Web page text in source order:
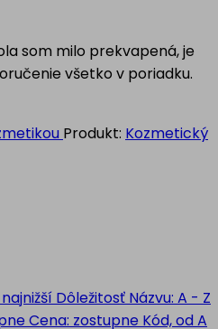
som milo prekvapená, je
všetko v poriadku.
Produkt: Kozmetický
Dôležitosť Názvu: A - Z
Cena: zostupne Kód, od A